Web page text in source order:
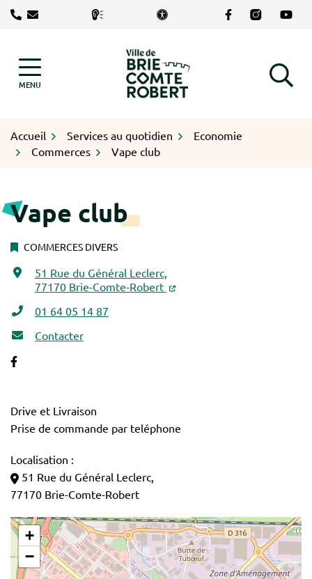
Aller
Lien vers le
Lien vers le
Lien
MENU Logo Brie-Comte-Robert
RECHERCHE
Accueil Services au quotidien
Economie
Commerces
Vape club
Vape club
COMMERCES DIVERS
INFOS UTILES
51 Rue du Général Leclerc,
77170 Brie-Comte-Robert
01 64 05 14 87
Contacter
Facebook
Drive et Livraison
Prise de commande par teléphone
Localisation :
51 Rue du Général Leclerc,
77170 Brie-Comte-Robert
+
−